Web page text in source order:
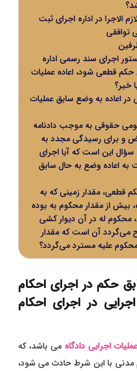
الاجرا در اداره اجرای ثبت
توافقی
اجرای سند رسمی اداره
قطعی شود، اعاده عملیات
خیر؟
در اعاده به وضع سابق عملیات
حقوقی به موجب دادنامه
و برای رسیدگی مجدد به
این است که آیا اجرای
به اعاده وضع به حال سابق
قطعی، مقدار زمینی که به
بیش از مقدار محکوم به بوده
محکوم له در آن دیوار کشی
می‌گردد آن است که مقدار
علیه مسترد می‌گردد؟
حکم در اجرای احکام
در اجرای احکام
اجرایی دادگاه می باشد، که
احکام مدنی با این شرط حادث می شود،